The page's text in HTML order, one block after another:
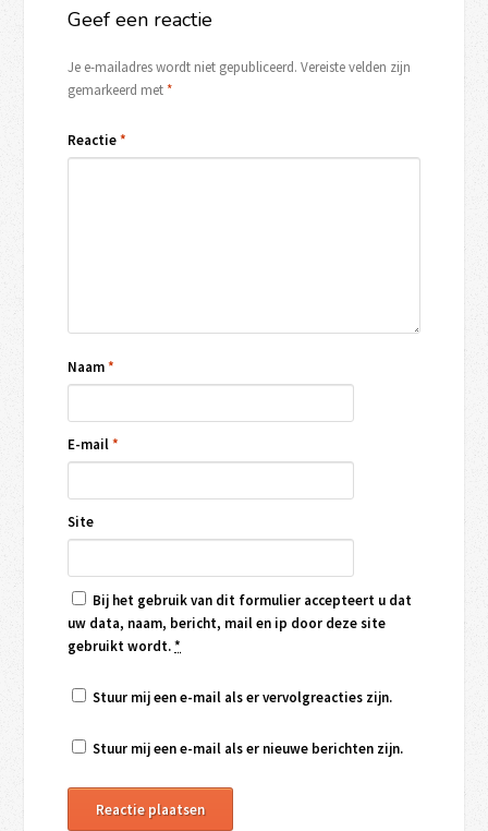
Geef een reactie
Je e-mailadres wordt niet gepubliceerd. Vereiste velden zijn
gemarkeerd met*
Reactie*
Naam*
E-mail*
Site
Bij het gebruik van dit formulier accepteert u dat
uw data, naam, bericht, mail en ip door deze site
gebruikt wordt.*
Stuur mij een e-mail als er vervolgreacties zijn.
Stuur mij een e-mail als er nieuwe berichten zijn.